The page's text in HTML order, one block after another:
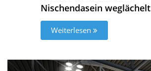
Nischendasein weglächelt
Weiterlesen